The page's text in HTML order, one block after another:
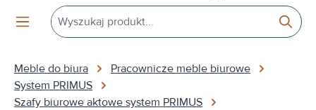
Meble do biura
Pracownicze meble biurowe
System PRIMUS
Szafy biurowe aktowe system PRIMUS